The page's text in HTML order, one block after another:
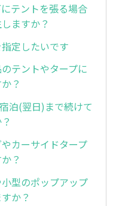
テントを張る場合
ますか？
定したいです
テントやタープに
？
泊(翌日)まで続けて
カーサイドタープ
？
型のポップアップ
か？